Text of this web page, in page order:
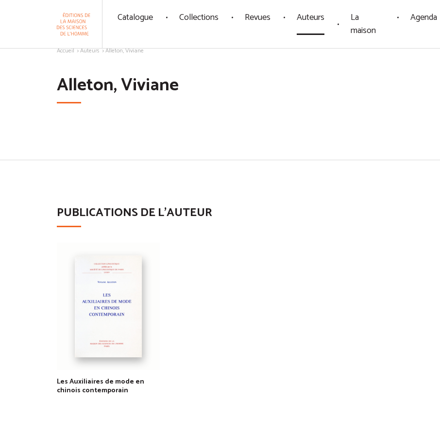
Catalogue Collections Revues Auteurs
La
maison
Agenda
Accueil Auteurs Alleton, Viviane
Alleton, Viviane
PUBLICATIONS DE L'AUTEUR
Les Auxiliaires de mode en
chinois contemporain